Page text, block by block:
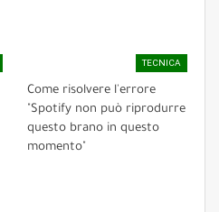
TECNICA
Come risolvere l'errore
"Spotify non può riprodurre
questo brano in questo
momento"